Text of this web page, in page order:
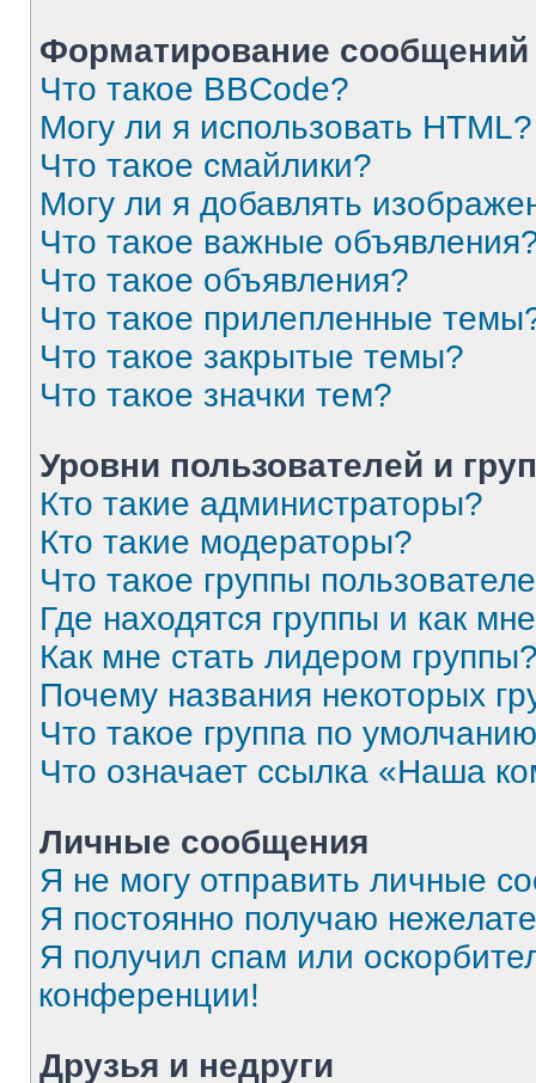
Форматирование
Что такое BBCode?
Могу ли я использовать HTML?
Что такое смайлики?
Могу ли я добавлять
Что такое важные
Что такое объявления?
Что такое прилепленные
Что такое закрытые темы?
Что такое значки тем?
Уровни пользователей и
Кто такие администраторы?
Кто такие модераторы?
Что такое группы
Где находятся группы и как
Как мне стать лидером
Почему названия некоторых
Что такое группа по
Что означает ссылка «Наша
Личные сообщения
Я не могу отправить личные
Я постоянно получаю
Я получил спам или
конференции!
Друзья и недруги